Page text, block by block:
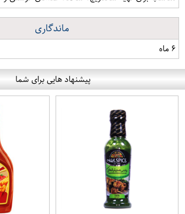
ماندگاری
۶ ماه
پیشنهاد هایی برای شما